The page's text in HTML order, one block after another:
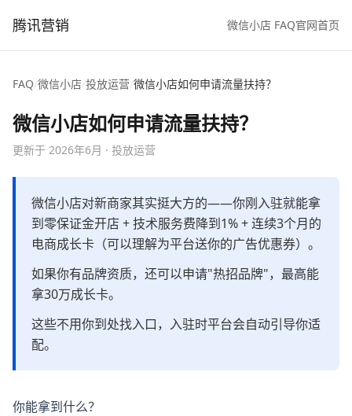
腾讯营销 微信小店 FAQ官网首页
FAQ/微信小店/投放运营/微信小店如何申请流量扶持？
微信小店如何申请流量扶持？
更新于 2026年6月 · 投放运营
微信小店对新商家其实挺大方的——你刚入驻就能拿
到零保证金开店 + 技术服务费降到1% + 连续3个月的
电商成长卡（可以理解为平台送你的广告优惠券）。
如果你有品牌资质，还可以申请"热招品牌"，最高能
拿30万成长卡。
这些不用你到处找入口，入驻时平台会自动引导你适
配。
你能拿到什么？